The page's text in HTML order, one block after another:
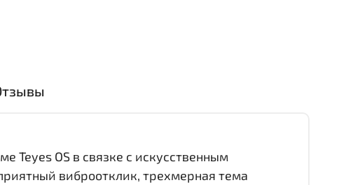
Teyes OS в связке с искусственным
виброотклик, трехмерная тема